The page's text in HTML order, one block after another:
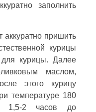
заполнить
аккуратно пришить
курицы
курицы. Далее
маслом,
этого курицу
температуре 180
1,5-2 часов до